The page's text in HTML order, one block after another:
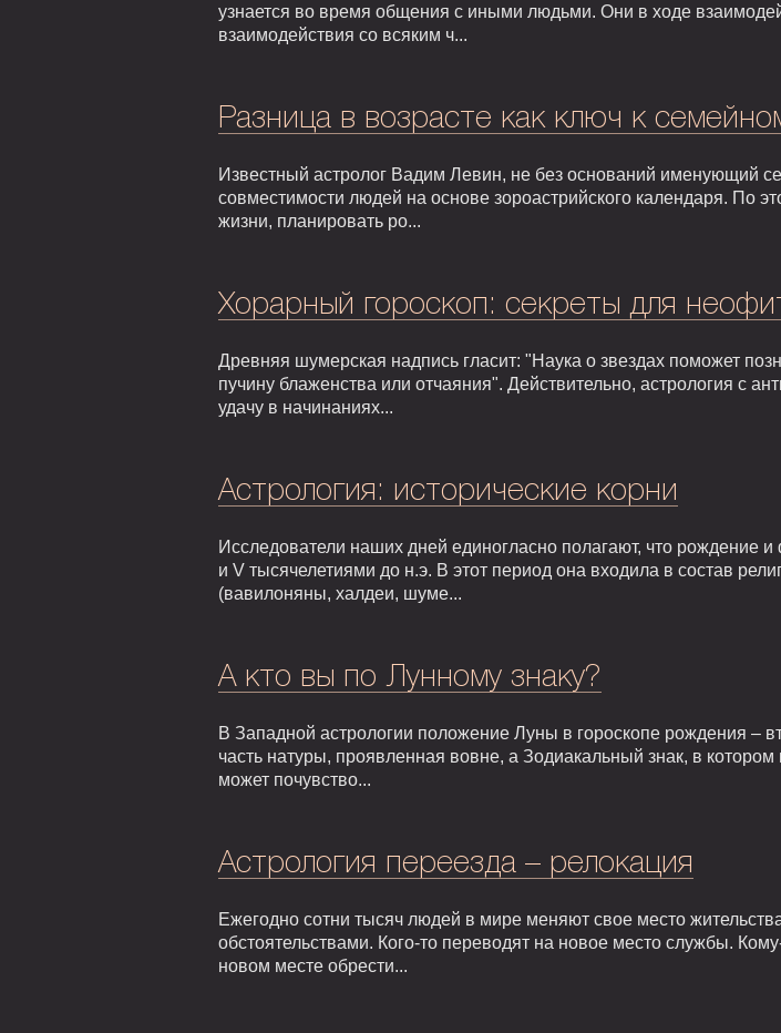
узнается во время общения с иными людьми. Они в ходе
взаимодействия со всяким ч...
Разница в возрасте как ключ к
Известный астролог Вадим Левин, не без оснований именующий
совместимости людей на основе зороастрийского календаря. По
жизни, планировать ро...
Хорарный гороскоп: секреты для
Древняя шумерская надпись гласит: "Наука о звездах поможет
пучину блаженства или отчаяния". Действительно, астрология с
удачу в начинаниях...
Астрология: исторические корни
Исследователи наших дней единогласно полагают, что рождение
и V тысячелетиями до н.э. В этот период она входила в состав
(вавилоняны, халдеи, шуме...
А кто вы по Лунному знаку?
В Западной астрологии положение Луны в гороскопе рождения –
часть натуры, проявленная вовне, а Зодиакальный знак, в
может почувство...
Астрология переезда – релокация
Ежегодно сотни тысяч людей в мире меняют свое место
обстоятельствами. Кого-то переводят на новое место службы.
новом месте обрести...